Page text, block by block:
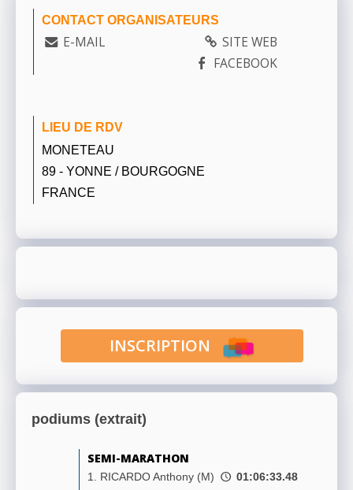
CONTACT ORGANISATEURS
E-MAIL
SITE WEB
FACEBOOK
LIEU DE RDV
MONETEAU
89 - YONNE / BOURGOGNE
FRANCE
INSCRIPTION
podiums (extrait)
SEMI-MARATHON
1. RICARDO Anthony (M)
01:06:33.48